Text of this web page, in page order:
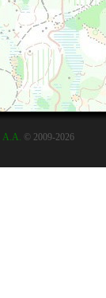
А.А. © 2009-2026